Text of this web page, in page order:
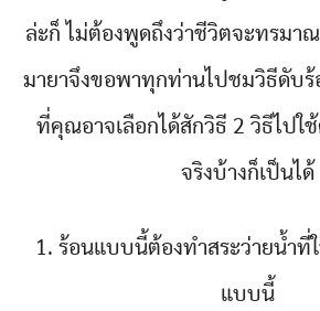
ล่ะก็ ไม่ต้องพูดถึงว่าชีวิตจะทรมา
มายาจึงขอพาทุกท่านไปชมวิธีดับ
ที่คุณอาจเลือกได้สักวิธี 2 วิธีไปใ
จริงบ้างก็เป็นได้
1. ร้อนแบบนี้ต้องทำสระว่ายน้ำที่
แบบนี้